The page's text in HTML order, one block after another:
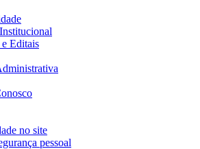
Editais
no site
pessoal